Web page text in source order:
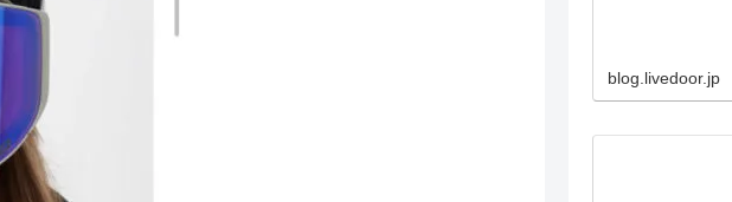
blog.livedoor.jp